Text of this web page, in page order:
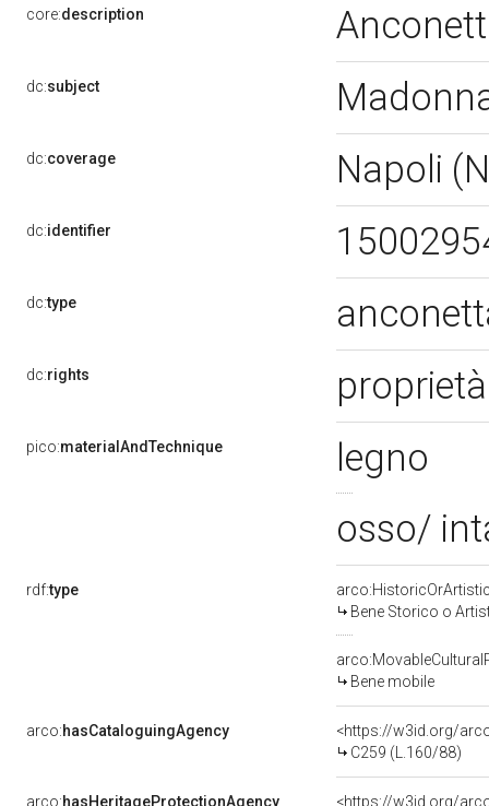
core:description
dc:subject
dc:coverage Napoli
dc:identifier
dc:type
dc:rights
pico:materialAndTechnique
legno
osso/
rdf:type
Bene Storico o
Bene mobile
arco:hasCataloguingAgency
<https://w3id.org/
C259 (L.160/88)
arco:hasHeritageProtectionAgency <https://w3id.org/